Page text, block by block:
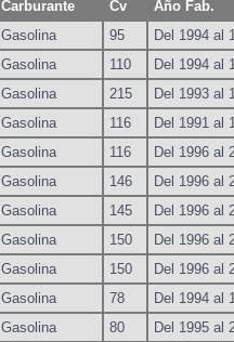
Carburante Cv Año Fab.
Gasolina 95 Del 1994 al
Gasolina 110 Del 1994 al
Gasolina 215 Del 1993 al
Gasolina 116 Del 1991 al
Gasolina 116 Del 1996 al
Gasolina 146 Del 1996 al
Gasolina 145 Del 1996 al
Gasolina 150 Del 1996 al
Gasolina 150 Del 1996 al
Gasolina 78 Del 1994 al
Gasolina 80 Del 1995 al